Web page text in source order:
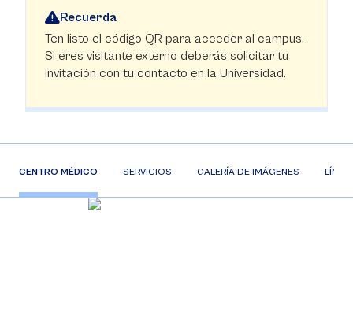
Recuerda
Ten listo el código QR para acceder al campus.
Si eres visitante externo deberás solicitar tu
invitación con tu contacto en la Universidad.
CENTRO MÉDICO SERVICIOS GALERÍA DE IMÁGENES LÍNEA